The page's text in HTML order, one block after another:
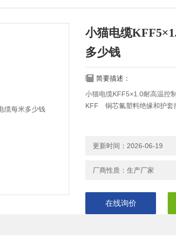
小猫电缆
多少钱
简要描述：
小猫电缆KFF5×1.0耐高温控
KFF 铜芯氟塑料绝缘和护套
KFV32 铜芯氟塑料绝缘聚氯
KFF22 铜芯氟塑料绝缘和护
更新时间：2026-06-19
厂商性质：生产厂家
在线询价